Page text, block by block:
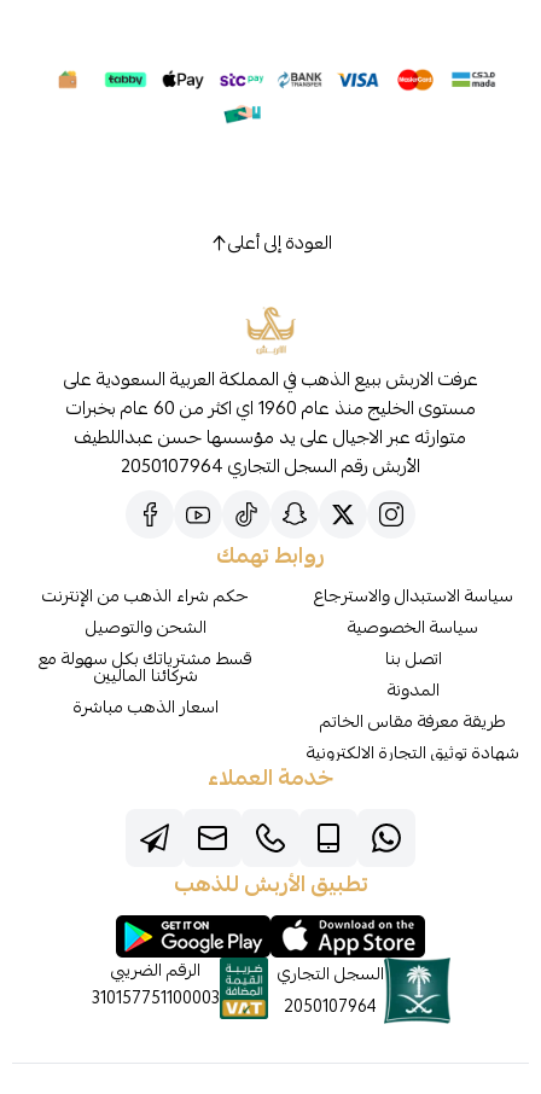
العودة إلى أعلى
عرفت الاربش ببيع الذهب في المملكة العربية السعودية على
مستوى الخليج منذ عام 1960 اي اكثر من 60 عام بخبرات
متوارثه عبر الاجيال على يد مؤسسها حسن عبداللطيف
الأربش رقم السجل التجاري 2050107964
روابط تهمك
سياسة الاستبدال والاسترجاع
سياسة الخصوصية
اتصل بنا
المدونة
طريقة معرفة مقاس الخاتم
شهادة توثيق التجارة الالكترونية
حكم شراء الذهب من الإنترنت
الشحن والتوصيل
قسط مشترياتك بكل سهولة مع
شركائنا الماليين
اسعار الذهب مباشرة
خدمة العملاء
تطبيق الأربش للذهب
السجل التجاري
2050107964
الرقم الضريبي
310157751100003